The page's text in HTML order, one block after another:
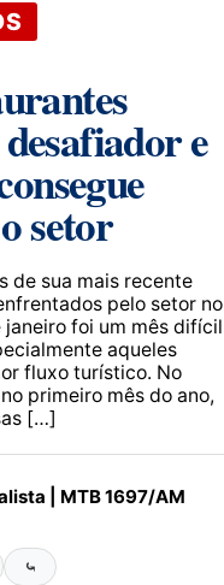
e
setor
de sua mais recente
pelo setor no
foi um mês difícil
aqueles
fluxo turístico. No
primeiro mês do ano,
[…]
| MTB 1697/AM
⤿